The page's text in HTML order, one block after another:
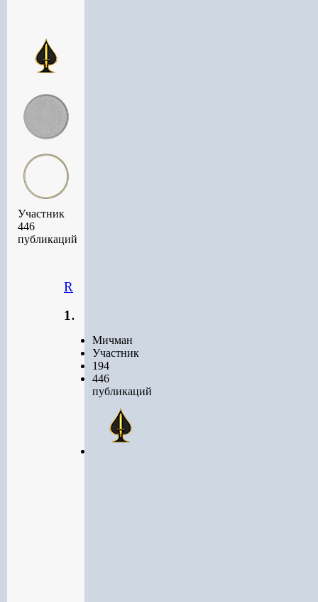
Участник
446
публикаций
194
Мичман
Участник
194
446
публикаций